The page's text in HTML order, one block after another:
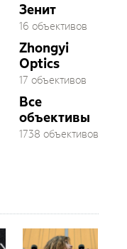
Зенит
16 объективов
Zhongyi
Optics
17 объективов
Все
объективы
1738 объективов